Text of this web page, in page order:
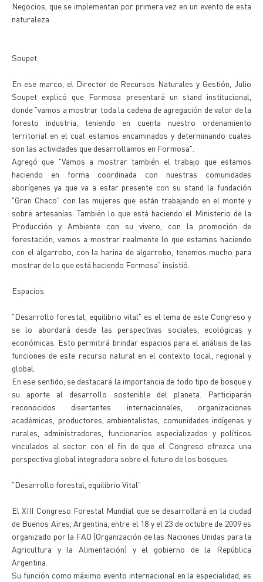
Negocios, que se implementan por primera vez en un evento de esta
naturaleza.
Soupet
En ese marco, el Director de Recursos Naturales y Gestión, Julio
Soupet explicó que Formosa presentará un stand institucional,
donde "vamos a mostrar toda la cadena de agregación de valor de la
foresto industria, teniendo en cuenta nuestro ordenamiento
territorial en el cual estamos encaminados y determinando cuales
son las actividades que desarrollamos en Formosa".
Agregó que "Vamos a mostrar también el trabajo que estamos
haciendo en forma coordinada con nuestras comunidades
aborígenes ya que va a estar presente con su stand la fundación
"Gran Chaco" con las mujeres que están trabajando en el monte y
sobre artesanías. También lo que está haciendo el Ministerio de la
Producción y Ambiente con su vivero, con la promoción de
forestación, vamos a mostrar realmente lo que estamos haciendo
con el algarrobo, con la harina de algarrobo, tenemos mucho para
mostrar de lo que está haciendo Formosa" insistió.
Espacios
"Desarrollo forestal, equilibrio vital" es el lema de este Congreso y
se lo abordará desde las perspectivas sociales, ecológicas y
económicas. Esto permitirá brindar espacios para el análisis de las
funciones de este recurso natural en el contexto local, regional y
global.
En ese sentido, se destacará la importancia de todo tipo de bosque y
su aporte al desarrollo sostenible del planeta. Participarán
reconocidos disertantes internacionales, organizaciones
académicas, productores, ambientalistas, comunidades indígenas y
rurales, administradores, funcionarios especializados y políticos
vinculados al sector con el fin de que el Congreso ofrezca una
perspectiva global integradora sobre el futuro de los bosques.
"Desarrollo forestal, equilibrio Vital"
El XIII Congreso Forestal Mundial que se desarrollará en la ciudad
de Buenos Aires, Argentina, entre el 18 y el 23 de octubre de 2009 es
organizado por la FAO (Organización de las Naciones Unidas para la
Agricultura y la Alimentación) y el gobierno de la República
Argentina.
Su función como máximo evento internacional en la especialidad, es